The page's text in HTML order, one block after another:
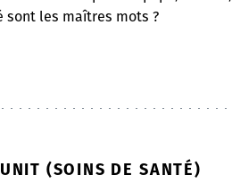
sont les maîtres mots ?
(SOINS DE SANTÉ)